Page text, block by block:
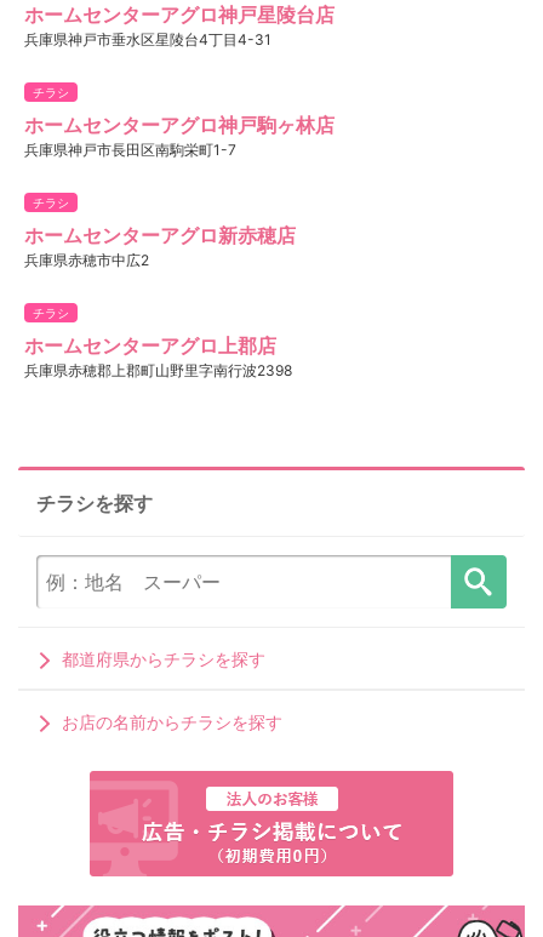
ホームセンターアグロ神戸星陵台店
兵庫県神戸市垂水区星陵台4丁目4-31
チラシ
ホームセンターアグロ神戸駒ヶ林店
兵庫県神戸市長田区南駒栄町1-7
チラシ
ホームセンターアグロ新赤穂店
兵庫県赤穂市中広2
チラシ
ホームセンターアグロ上郡店
兵庫県赤穂郡上郡町山野里字南行波2398
チラシを探す
都道府県からチラシを探す
お店の名前からチラシを探す